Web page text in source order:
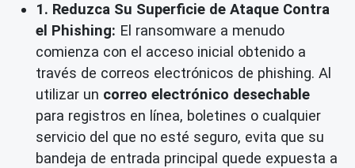
1. Reduzca Su Superficie de Ataque Contra
el Phishing: El ransomware a menudo
comienza con el acceso inicial obtenido a
través de correos electrónicos de phishing. Al
utilizar un correo electrónico desechable
para registros en línea, boletines o cualquier
servicio del que no esté seguro, evita que su
bandeja de entrada principal quede expuesta a